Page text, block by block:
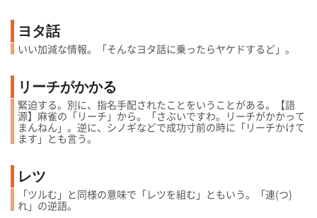
ヨタ話
いい加減な情報。「そんなヨタ話に乗ったらヤケドするど」。
リーチがかかる
緊迫する。別に、指名手配されたことをいうことがある。【語
源】麻雀の「リーチ」から。「さぶいですわ。リーチがかかって
まんねん」。逆に、シノギなどで成功寸前の時に「リーチかけて
ます」とも言う。
レツ
「ツルむ」と同様の意味で「レツを組む」ともいう。「連(つ)
れ」の逆語。